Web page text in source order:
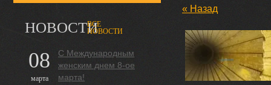
НОВОСТИ
ВСЕ
НОВОСТИ
08
марта
С Международным
женским днем 8-ое
марта!
« Назад